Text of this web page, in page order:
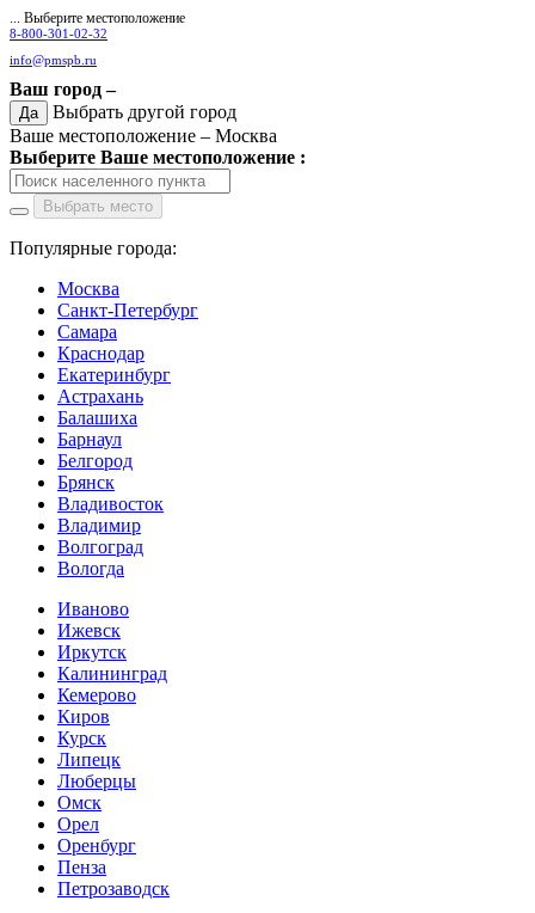
... Выберите местоположение
8-800-301-02-32
info@pmspb.ru
Ваш город –
Да
Выбрать другой город
Ваше местоположение – Москва
Выберите Ваше местоположение :
Выбрать место
Популярные города:
Москва
Санкт-Петербург
Самара
Краснодар
Екатеринбург
Астрахань
Балашиха
Барнаул
Белгород
Брянск
Владивосток
Владимир
Волгоград
Вологда
Иваново
Ижевск
Иркутск
Калининград
Кемерово
Киров
Курск
Липецк
Люберцы
Омск
Орел
Оренбург
Пенза
Петрозаводск